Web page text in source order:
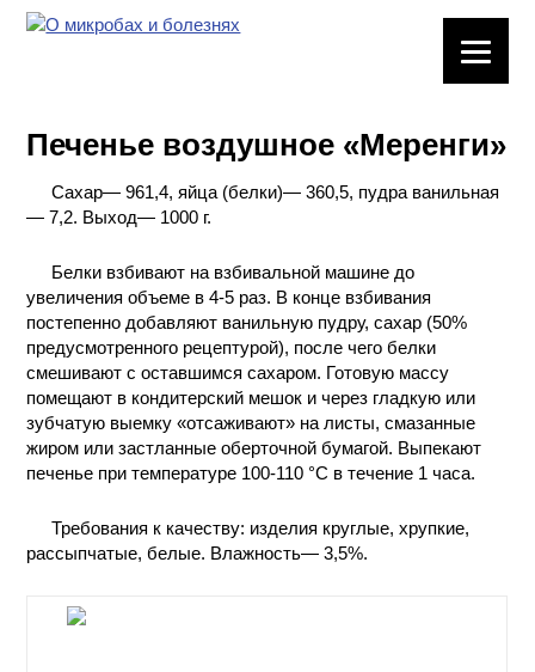
ХИМИЧЕСКАЯ
ФАКТОРЫ
МЕТОДЫ
ПРАКТИЧЕСКОЙ
ХИМИИ
ХИМИЯ НА
ПРОИЗВОДСТВЕ
И ХИМИЧЕСКАЯ
КОНТАКТЫ
Печенье воздушное «Меренги»
Сахар— 961,4, яйца (белки)— 360,5, пудра ванильная
— 7,2. Выход— 1000 г.
Белки взбивают на взбивальной машине до
увеличения объеме в 4-5 раз. В конце взбивания
постепенно добавляют ванильную пудру, сахар (50%
предусмотренного рецептурой), после чего белки
смешивают с оставшимся сахаром. Готовую массу
помещают в кондитерский мешок и через гладкую или
зубчатую выемку «отсаживают» на листы, смазанные
жиром или застланные оберточной бумагой. Выпекают
печенье при температуре 100-110 °С в течение 1 часа.
Требования к качеству: изделия круглые, хрупкие,
рассыпчатые, белые. Влажность— 3,5%.